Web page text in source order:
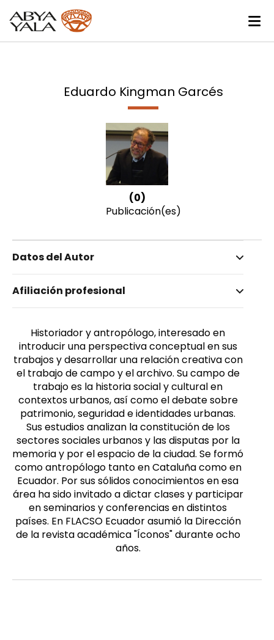
Eduardo Kingman Garcés
(0)
Publicación(es)
Datos del Autor
Kingman Garcés, Eduardo
Masculino
Afiliación profesional
Historiador y antropólogo, interesado en
introducir una perspectiva conceptual en sus
trabajos y desarrollar una relación creativa con
el trabajo de campo y el archivo. Su campo de
trabajo es la historia social y cultural en
contextos urbanos, así como el debate sobre
patrimonio, seguridad e identidades urbanas.
Sus estudios analizan la constitución de los
sectores sociales urbanos y las disputas por la
memoria y por el espacio de la ciudad. Se formó
como antropólogo tanto en Cataluña como en
Ecuador. Por sus sólidos conocimientos en esa
área ha sido invitado a dictar clases y participar
en seminarios y conferencias en distintos
países. En FLACSO Ecuador asumió la Dirección
de la revista académica "Íconos" durante ocho
años.